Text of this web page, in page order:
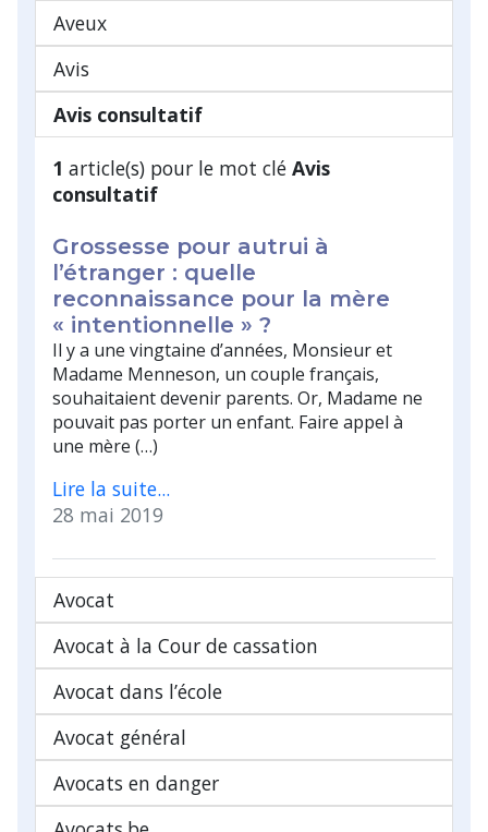
Aveux
Avis
Avis consultatif
1 article(s) pour le mot clé Avis
consultatif
Grossesse pour autrui à
l’étranger : quelle
reconnaissance pour la mère
« intentionnelle » ?
Il y a une vingtaine d’années, Monsieur et
Madame Menneson, un couple français,
souhaitaient devenir parents. Or, Madame ne
pouvait pas porter un enfant. Faire appel à
une mère (…)
Lire la suite...
28 mai 2019
Avocat
Avocat à la Cour de cassation
Avocat dans l’école
Avocat général
Avocats en danger